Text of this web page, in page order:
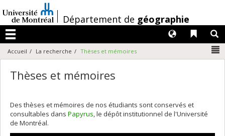
au
contenu
/Département de géographie
Menu
Liens
Langues
Accueil La recherche Thèses et mémoires
Thèses et mémoires
Des thèses et mémoires de nos étudiants sont conservés et
consultables dans Papyrus, le dépôt institutionnel de l'Université
de Montréal.